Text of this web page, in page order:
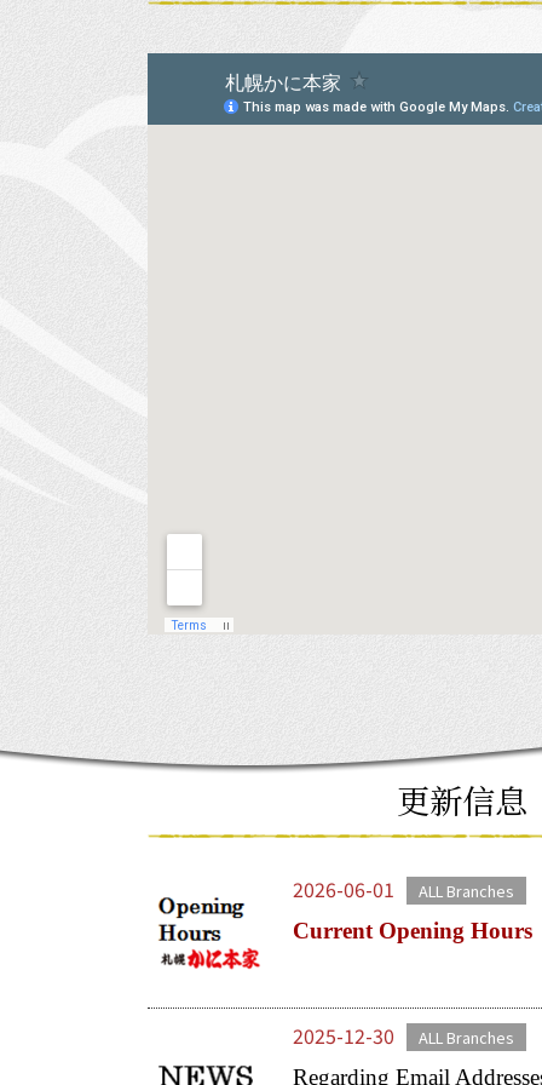
更新信息
2026-06-01 ALL Branches
Current Opening Hours
2025-12-30 ALL Branches
Regarding Email